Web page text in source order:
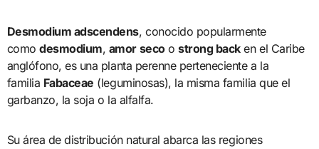
Desmodium adscendens, conocido popularmente
comodesmodium, amor secoostrong backen el Caribe
anglófono, es una planta perenne perteneciente a la
familia Fabaceae (leguminosas), la misma familia que el
garbanzo, la soja o la alfalfa.
Su área de distribución natural abarca las regiones